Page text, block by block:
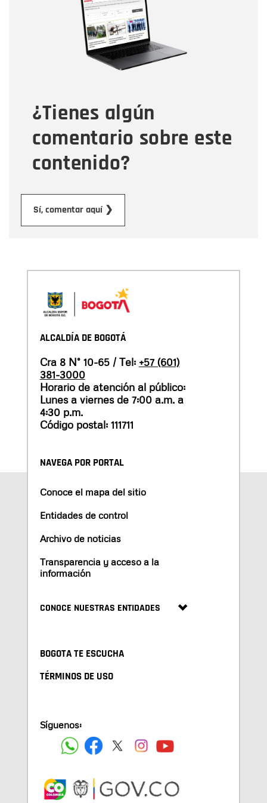
¿Tienes algún
comentario sobre este
contenido?
Sí, comentar aquí ❯
Correo electrónico
Tipo de comentario
Mensaje
ALCALDÍA DE BOGOTÁ
Cra 8 N° 10-65 / Tel: +57 (601)
381-3000
Horario de atención al público:
Lunes a viernes de 7:00 a.m. a
4:30 p.m.
Código postal: 111711
NAVEGA POR PORTAL
Conoce el mapa del sitio
Entidades de control
Archivo de noticias
Transparencia y acceso a la
información
CONOCE NUESTRAS ENTIDADES
BOGOTA TE ESCUCHA
TÉRMINOS DE USO
Síguenos: